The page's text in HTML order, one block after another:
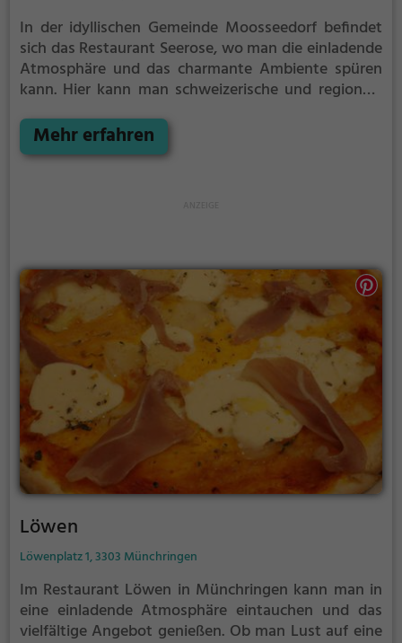
In der idyllischen Gemeinde Moosseedorf befindet
sich das Restaurant Seerose, wo man die einladende
Atmosphäre und das charmante Ambiente spüren
kann. Hier kann man schweizerische und regionale
wird. Das vielfältige Angebot an gesunden
Gerichten, leckerem Frühstück und reichhaltigem
Mehr erfahren
Löwen
Löwenplatz 1, 3303 Münchringen
Im Restaurant Löwen in Münchringen kann man in
eine einladende Atmosphäre eintauchen und das
vielfältige Angebot genießen. Ob man Lust auf eine